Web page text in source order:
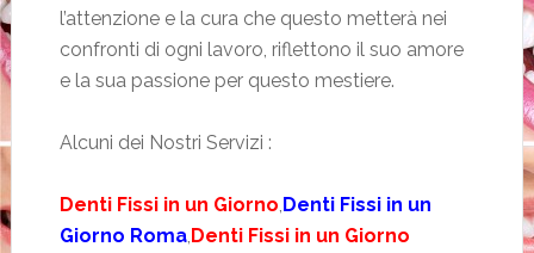
l’attenzione e la cura che questo metterà nei
confronti di ogni lavoro, riflettono il suo amore
e la sua passione per questo mestiere.
Alcuni dei Nostri Servizi :
Denti Fissi in un Giorno Denti Fissi in un
Giorno Roma, Denti Fissi in un Giorno